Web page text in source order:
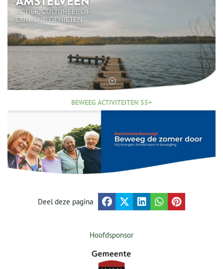
BEWEEG ACTIVITEITEN 55+
Deel deze pagina
Hoofdsponsor